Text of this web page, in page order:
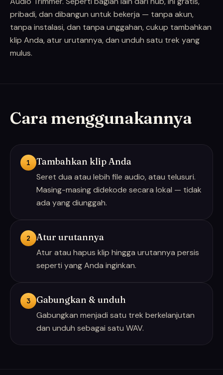
pribadi, dan dibangun untuk bekerja — tanpa akun,
tanpa instalasi, dan tanpa unggahan, cukup tambahkan
klip Anda, atur urutannya, dan unduh satu trek yang
mulus.
Cara menggunakannya
1 Tambahkan klip Anda
Seret dua atau lebih file audio, atau telusuri.
Masing-masing didekode secara lokal — tidak
ada yang diunggah.
2 Atur urutannya
Atur atau hapus klip hingga urutannya persis
seperti yang Anda inginkan.
3 Gabungkan & unduh
Gabungkan menjadi satu trek berkelanjutan
dan unduh sebagai satu WAV.